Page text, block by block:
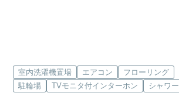
室内洗濯機置場 エアコン
フローリング
駐輪場
TVモニタ付インターホン シャワー